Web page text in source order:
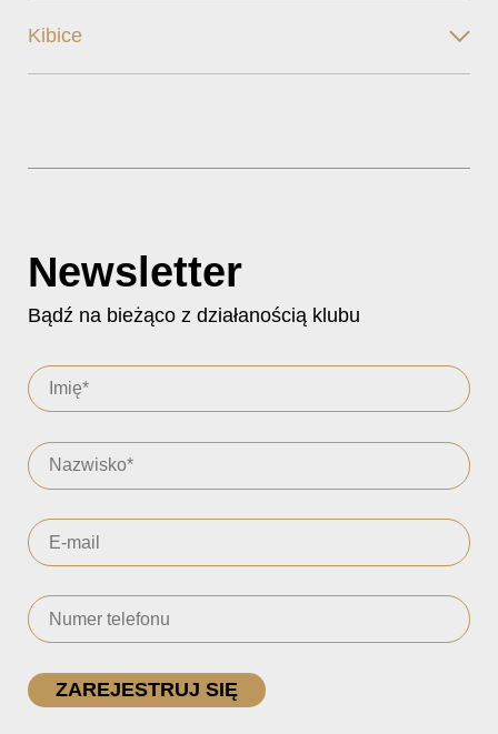
Kibice
Newsletter
Bądź na bieżąco z działanością klubu